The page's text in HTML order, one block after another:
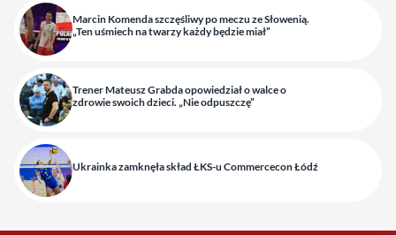
Marcin Komenda szczęśliwy po meczu ze Słowenią.
„Ten uśmiech na twarzy każdy będzie miał”
Trener Mateusz Grabda opowiedział o walce o
zdrowie swoich dzieci. „Nie odpuszczę”
Ukrainka zamknęła skład ŁKS-u Commercecon Łódź